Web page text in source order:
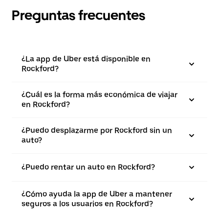
Preguntas frecuentes
¿La app de Uber está disponible en
Rockford?
¿Cuál es la forma más económica de viajar
en Rockford?
¿Puedo desplazarme por Rockford sin un
auto?
¿Puedo rentar un auto en Rockford?
¿Cómo ayuda la app de Uber a mantener
seguros a los usuarios en Rockford?